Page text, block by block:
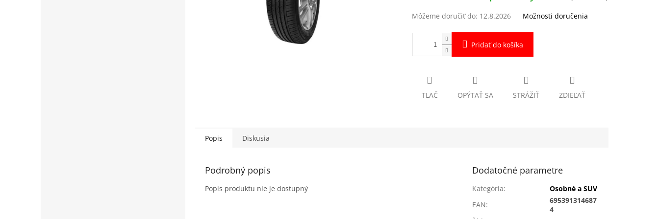
Môžeme doručiť do: 12.8.2026 Možnosti doručenia
Pridať do košíka
TLAČ OPÝTAŤ SA STRÁŽIŤ ZDIEĽAŤ
Popis Diskusia
Podrobný popis
Popis produktu nie je dostupný
Dodatočné parametre
Kategória:
Osobné a SUV
EAN:
695391314687
4